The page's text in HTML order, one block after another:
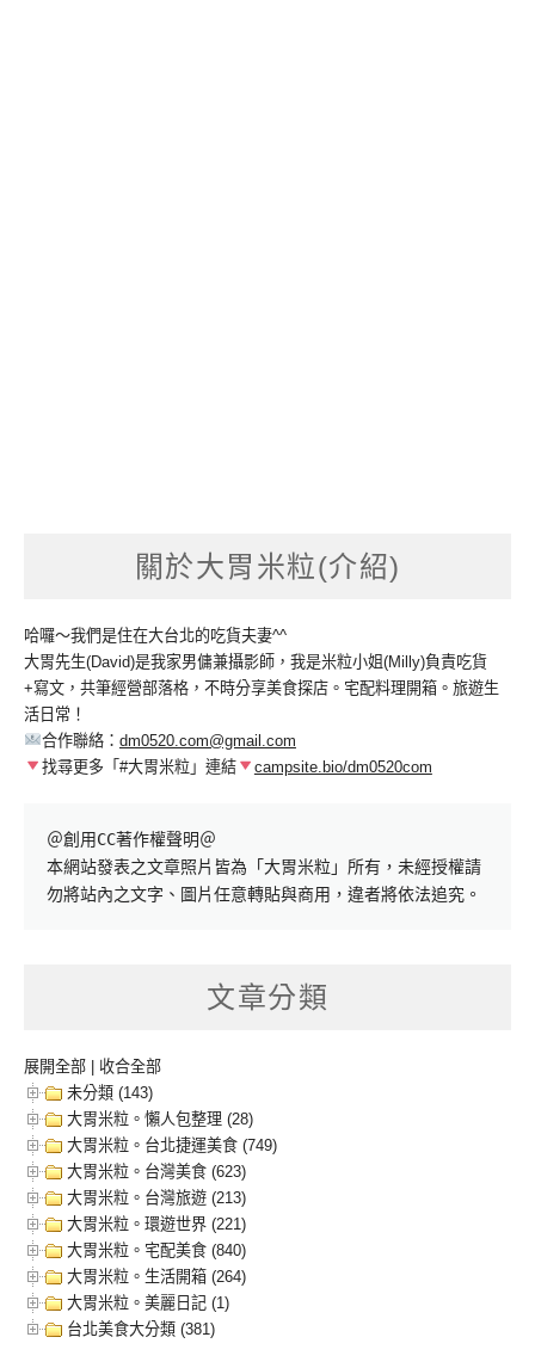
關於大胃米粒(介紹)
哈囉～我們是住在大台北的吃貨夫妻^^
大胃先生(David)是我家男傭兼攝影師，我是米粒小姐(Milly)負責吃貨
+寫文，共筆經營部落格，不時分享美食探店。宅配料理開箱。旅遊生
活日常！
合作聯絡： dm0520.com@gmail.com
找尋更多「#大胃米粒」連結
campsite.bio/dm0520com
＠創用CC著作權聲明＠
本網站發表之文章照片皆為「大胃米粒」所有，未經授權請
勿將站內之文字、圖片任意轉貼與商用，違者將依法追究。
文章分類
展開全部 | 收合全部
未分類 (143)
大胃米粒。懶人包整理 (28)
大胃米粒。台北捷運美食 (749)
大胃米粒。台灣美食 (623)
大胃米粒。台灣旅遊 (213)
大胃米粒。環遊世界 (221)
大胃米粒。宅配美食 (840)
大胃米粒。生活開箱 (264)
大胃米粒。美麗日記 (1)
台北美食大分類 (381)